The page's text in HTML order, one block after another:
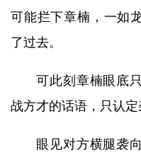
可能拦下章楠，一如
了过去。
可此刻章楠眼底
战方才的话语，只认定
眼见对方横腿袭